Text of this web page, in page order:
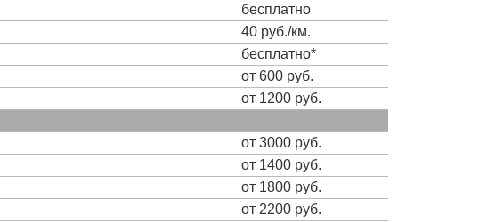
бесплатно
40 руб./км.
бесплатно*
от 600 руб.
от 1200 руб.
от 3000 руб.
от 1400 руб.
от 1800 руб.
от 2200 руб.